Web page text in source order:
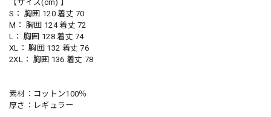
【サイズ(cm) 】
S： 胸囲 120 着丈 70
M： 胸囲 124 着丈 72
L： 胸囲 128 着丈 74
XL： 胸囲 132 着丈 76
2XL： 胸囲 136 着丈 78
素材：コットン100％
厚さ：レギュラー